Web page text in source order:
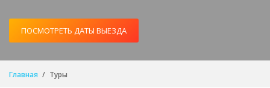
ПОСМОТРЕТЬ ДАТЫ ВЫЕЗДА
Главная Туры